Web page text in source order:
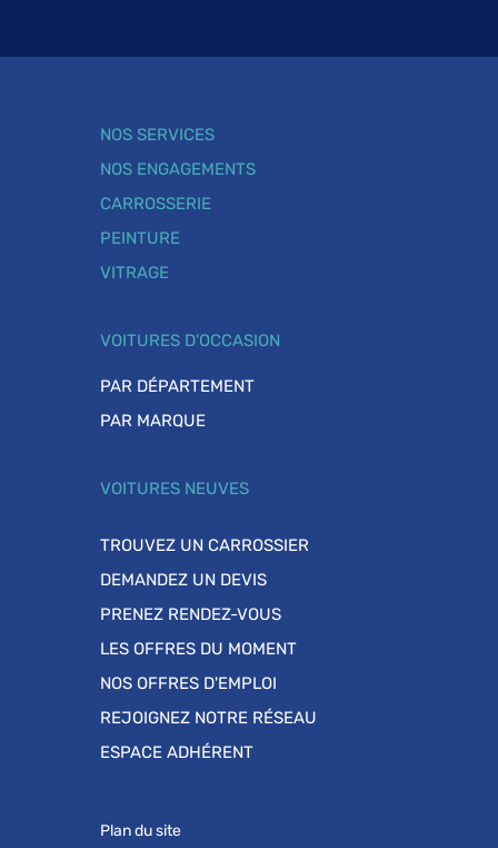
NOS SERVICES
NOS ENGAGEMENTS
CARROSSERIE
PEINTURE
VITRAGE
VOITURES D'OCCASION
PAR DÉPARTEMENT
PAR MARQUE
VOITURES NEUVES
TROUVEZ UN CARROSSIER
DEMANDEZ UN DEVIS
PRENEZ RENDEZ-VOUS
LES OFFRES DU MOMENT
NOS OFFRES D'EMPLOI
REJOIGNEZ NOTRE RÉSEAU
ESPACE ADHÉRENT
Plan du site